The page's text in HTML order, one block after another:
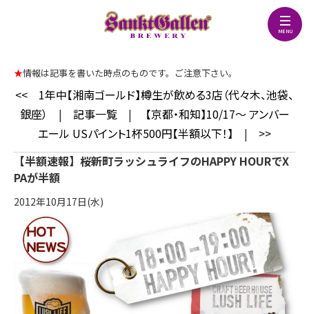
★情報は記事を書いた時点のものです。ご注意下さい。
<<
1年中【湘南ゴールド】樽生が飲める3店（代々木、池袋、
銀座）
| 記事一覧|
【京都・和知】10/17～ アンバー
エール USパイント1杯500円【半額以下！】 | >>
【半額速報】桜新町ラッシュライフのHAPPY HOURでX
PAが半額
2012年10月17日(水)